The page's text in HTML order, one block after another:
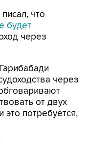
что
будет
через
через
от двух
потребуется,